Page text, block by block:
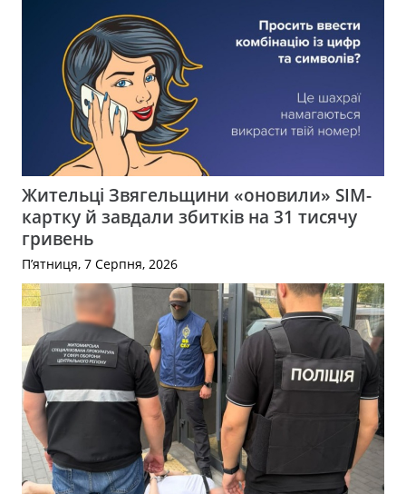
Жительці Звягельщини «оновили» SIM-
картку й завдали збитків на 31 тисячу
гривень
П’ятниця, 7 Серпня, 2026